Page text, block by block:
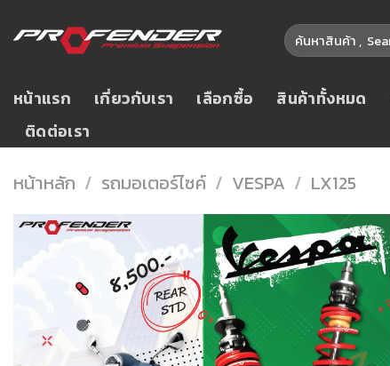
to
ค้นหา:
หน้าแรก เกี่ยวกับเรา เลือกซื้อ สินค้าทั้งหมด
ติดต่อเรา
หน้าหลัก / รถมอเตอร์ไซค์ / VESPA / LX125